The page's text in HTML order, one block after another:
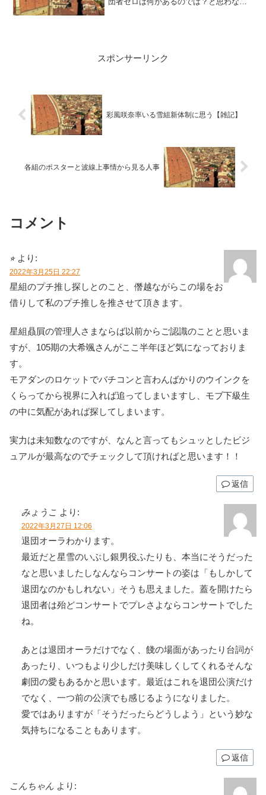
と思い考えて...
スポンサーリンク
彩風咲奈率いる雪組新体制に思う【雑記】
各組のポスターと波線上事情から見る人事
コメント
⭐︎ より:
2022年3月25日 22:27
星組のプチ推し探しとのこと、僭越ながらこの場をお
借りして私のプチ推しを推させて頂きます。
星組贔屓の管理人さまならば以前からご認識のことと思いま
すが、105期の大希颯さんがここ半年ほど気になっておりま
す。
モアダンのロケットでバチコンと言わんばかりのウインクを
くらってから視界に入れば追ってしまいますし、モブ下級生
の中に気配があれば探してしまいます。
実力は未知数なのですが、なんと言ってもシュッとしたビジ
ュアルが最高なのでチェックして頂ければと思います！！
返信
みょうこ より:
2022年3月27日 12:06
退団オーラわかります。
最近だと星雪のいぶし銀男役ふたりも、本当にそうだった
なと思いましたしなんならコンサートの姿は「もしかして
退団なのかもしれない」そうも思えました。蓋を開けたら
退団者は殆どコンサートでプレさよならコンサートでした
ね。
あとは退団オーラだけでなく、餞の場面があったり台詞が
あったり、いつもより少しだけ美味しくしてくれるそんな
劇団の愛もあるかと思います。最近はこれを退団公演だけ
でなく、一つ前の公演でも感じるようになりました。
愛ではありますが「そうだったらどうしよう」という妙な
気持ちになることもあります。
返信
こんちゃん より: